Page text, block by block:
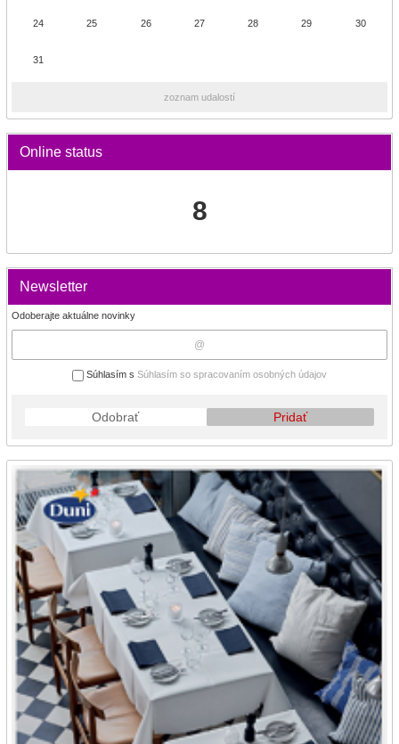
24 25 26 27 28 29 30
31
zoznam udalostí
Online status
8
Newsletter
Odoberajte aktuálne novinky
Súhlasím s Súhlasím so spracovaním osobných údajov
Odobrať Pridať